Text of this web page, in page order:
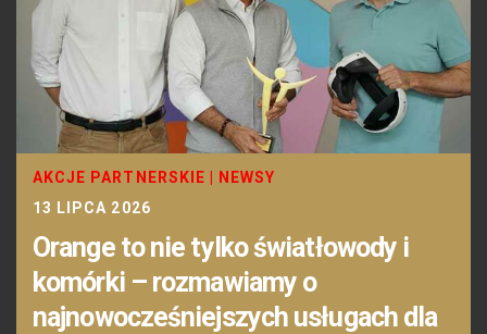
AKCJE PARTNERSKIE
NEWSY
13 LIPCA 2026
Orange to nie tylko światłowody i
komórki – rozmawiamy o
najnowocześniejszych usługach dla